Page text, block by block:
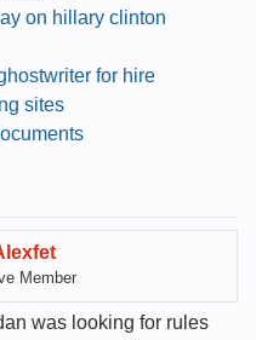
on hillary clinton
for hire
sites
Member
was looking for rules